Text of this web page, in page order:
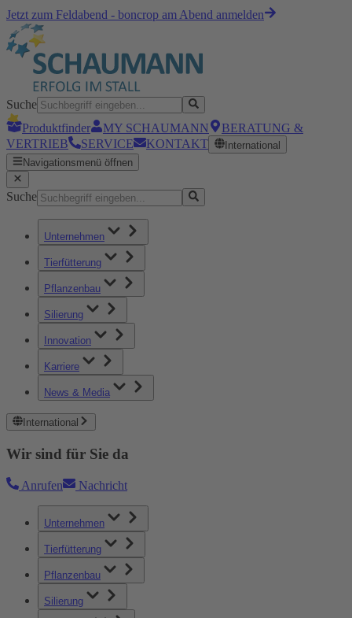
Jetzt zum Feldabend - boncrop am Abend anmelden
Suche
Produktfinder
MY SCHAUMANN
BERATUNG &
VERTRIEB
SERVICE KONTAKT
International
Navigationsmenü öffnen
Suche
Unternehmen
Tierfütterung
Pflanzenbau
Silierung
Innovation
Karriere
News & Media
International
Wir sind für Sie da
Anrufen Nachricht
Unternehmen
Tierfütterung
Pflanzenbau
Silierung